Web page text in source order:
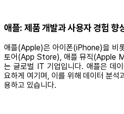
애플: 제품 개발과 사용자 경험 향
애플(Apple)은 아이폰(iPhone)을 비
토어(App Store), 애플 뮤직(Apple
는 글로벌 IT 기업입니다. 애플은 데
요하게 여기며, 이를 위해 데이터 분석
용하고 있습니다.